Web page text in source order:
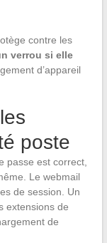
contre les
verrou si elle
d’appareil
poste
passe est correct,
Le webmail
de session. Un
extensions de
de